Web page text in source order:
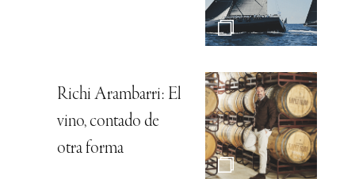
Richi Arambarri: El
vino, contado de
otra forma